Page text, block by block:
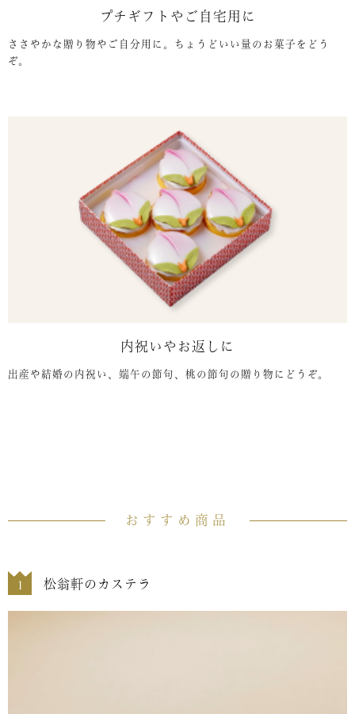
プチギフトやご自宅用に
ささやかな贈り物やご自分用に。ちょうどいい量のお菓子をどう
ぞ。
内祝いやお返しに
出産や結婚の内祝い、端午の節句、桃の節句の贈り物にどうぞ。
おすすめ商品
松翁軒のカステラ